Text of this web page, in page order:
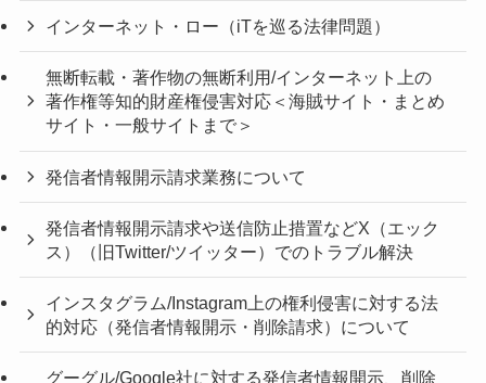
インターネット・ロー（iTを巡る法律問題）
無断転載・著作物の無断利用/インターネット上の
著作権等知的財産権侵害対応＜海賊サイト・まとめ
サイト・一般サイトまで＞
発信者情報開示請求業務について
発信者情報開示請求や送信防止措置などX（エック
ス）（旧Twitter/ツイッター）でのトラブル解決
インスタグラム/Instagram上の権利侵害に対する法
的対応（発信者情報開示・削除請求）について
グーグル/Google社に対する発信者情報開示、削除